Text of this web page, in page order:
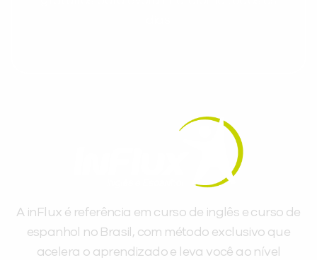
A inFlux é referência em curso de inglês e curso de
espanhol no Brasil, com método exclusivo que
acelera o aprendizado e leva você ao nível